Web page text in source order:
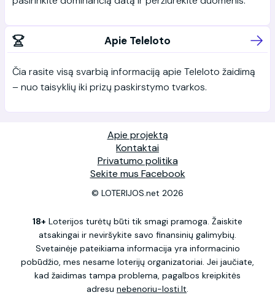
Apie Teleloto
Čia rasite visą svarbią informaciją apie Teleloto žaidimą
– nuo taisyklių iki prizų paskirstymo tvarkos.
Apie projektą
Kontaktai
Privatumo politika
Sekite mus Facebook
© LOTERIJOS.net 2026
18+ Loterijos turėtų būti tik smagi pramoga. Žaiskite
atsakingai ir neviršykite savo finansinių galimybių.
Svetainėje pateikiama informacija yra informacinio
pobūdžio, mes nesame loterijų organizatoriai. Jei jaučiate,
kad žaidimas tampa problema, pagalbos kreipkitės
adresu nebenoriu-losti.lt